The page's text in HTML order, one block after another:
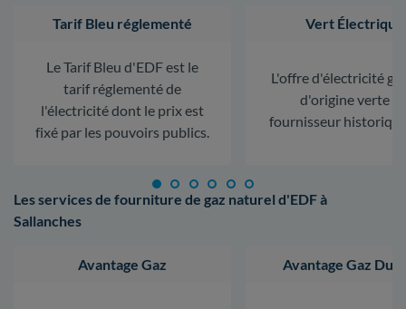
Tarif Bleu réglementé
Le Tarif Bleu d'EDF est le
tarif réglementé de
l'électricité dont le prix est
fixé par les pouvoirs publics.
Vert Électrique
L'offre d'électricité
d'origine verte
fournisseur
Les services de fourniture de gaz naturel d'EDF à
Sallanches
Avantage Gaz Avantage Gaz